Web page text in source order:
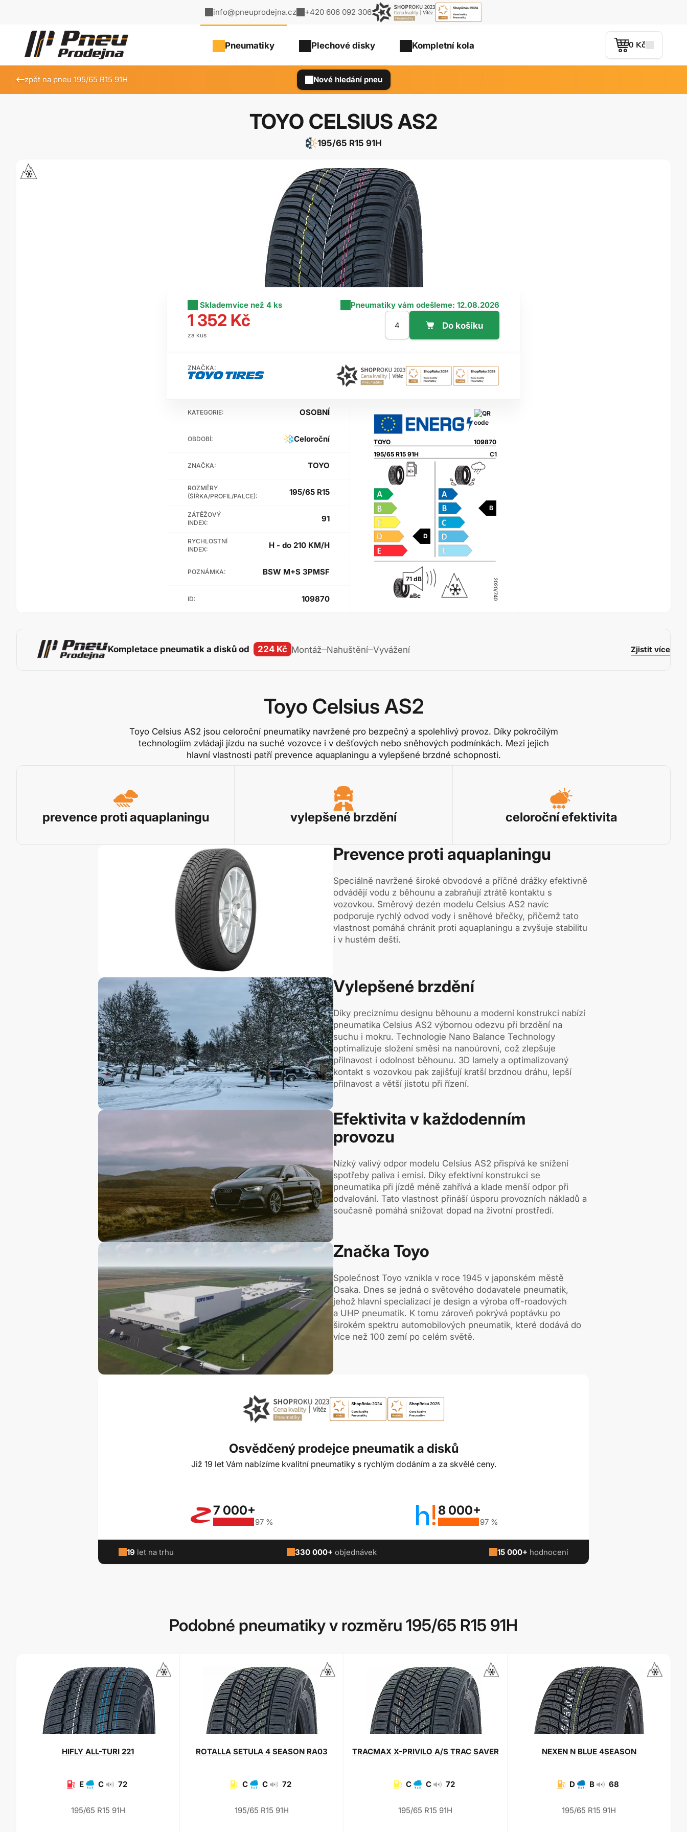
0 Kč
Pneumatiky Plechové disky Kompletní kola
info@pneuprodejna.cz +420 606 092 306
Nové hledání pneu
zpět na pneu 195/65 R15 91H
TOYO CELSIUS AS2
195/65 R15 91H
KATEGORIE: OSOBNÍ
OBDOBÍ: Celoroční
ZNAČKA: TOYO
ROZMĚRY
(ŠÍŘKA/PROFIL/PALCE):
195/65 R15
ZÁTĚŽOVÝ
INDEX:
91
RYCHLOSTNÍ
INDEX:
H - do 210 KM/H
POZNÁMKA: BSW M+S 3PMSF
ID: 109870
195/65 R15 91H
TOYO 109870
D
B
71 dB
C1
2020/740
aBc
Sklademvíce než 4 ks Pneumatiky vám odešleme: 12.08.2026
1 352 Kč
za kus
ZNAČKA:
Kompletace pneumatik a disků od 224 Kč Montáž Nahuštění Vyvážení Zjistit více
Toyo Celsius AS2
Toyo Celsius AS2 jsou celoroční pneumatiky navržené pro bezpečný a spolehlivý provoz. Díky pokročilým
technologiím zvládají jízdu na suché vozovce i v dešťových nebo sněhových podmínkách. Mezi jejich
hlavní vlastnosti patří prevence aquaplaningu a vylepšené brzdné schopnosti.
prevence proti aquaplaningu vylepšené brzdění celoroční efektivita
Prevence proti aquaplaningu
Speciálně navržené široké obvodové a příčné drážky efektivně
odvádějí vodu z běhounu a zabraňují ztrátě kontaktu s
vozovkou. Směrový dezén modelu Celsius AS2 navíc
podporuje rychlý odvod vody i sněhové břečky, přičemž tato
vlastnost pomáhá chránit proti aquaplaningu a zvyšuje stabilitu
i v hustém dešti.
Vylepšené brzdění
Díky preciznímu designu běhounu a moderní konstrukci nabízí
pneumatika Celsius AS2 výbornou odezvu při brzdění na
suchu i mokru. Technologie Nano Balance Technology
optimalizuje složení směsi na nanoúrovni, což zlepšuje
přilnavost i odolnost běhounu. 3D lamely a optimalizovaný
kontakt s vozovkou pak zajišťují kratší brzdnou dráhu, lepší
přilnavost a větší jistotu při řízení.
Efektivita v každodenním
provozu
Nízký valivý odpor modelu Celsius AS2 přispívá ke snížení
spotřeby paliva i emisí. Díky efektivní konstrukci se
pneumatika při jízdě méně zahřívá a klade menší odpor při
odvalování. Tato vlastnost přináší úsporu provozních nákladů a
současně pomáhá snižovat dopad na životní prostředí.
Značka Toyo
Společnost Toyo vznikla v roce 1945 v japonském městě
Osaka. Dnes se jedná o světového dodavatele pneumatik,
jehož hlavní specializací je design a výroba off-roadových
a UHP pneumatik. K tomu zároveň pokrývá poptávku po
širokém spektru automobilových pneumatik, které dodává do
více než 100 zemí po celém světě.
Osvědčený prodejce pneumatik a disků
Již 19 let Vám nabízíme kvalitní pneumatiky s rychlým dodáním a za skvělé ceny.
7 000+
97 %
8 000+
97 %
19 let na trhu 330 000+ objednávek 15 000+ hodnocení
Podobné pneumatiky v rozměru 195/65 R15 91H
HIFLY ALL-TURI 221
E C 72
195/65 R15 91H
ROTALLASETULA 4 SEASON RA03
C C 72
195/65 R15 91H
TRACMAX X-PRIVILO A/S TRAC SAVER
C C 72
195/65 R15 91H
NEXENN BLUE 4SEASON
D B 68
195/65 R15 91H